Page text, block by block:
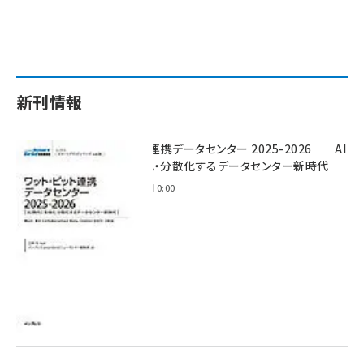
新刊情報
ワット・ビット連携データセンター 2025-2026 ―AI
時代に多様化・分散化するデータセンター新時代―
2025年11月28日 0:00